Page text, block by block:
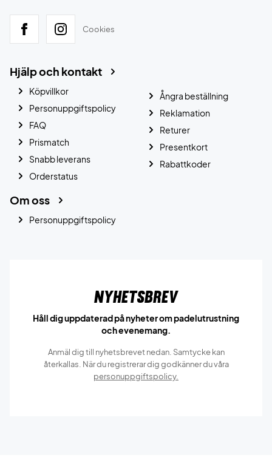
Cookies
Hjälp och kontakt
Köpvillkor
Personuppgiftspolicy
FAQ
Prismatch
Snabb leverans
Orderstatus
Ångra beställning
Reklamation
Returer
Presentkort
Rabattkoder
Om oss
Personuppgiftspolicy
Nyhetsbrev
Håll dig uppdaterad på nyheter om padelutrustning
och evenemang.
Anmäl dig till nyhetsbrevet nedan. Samtycke kan
återkallas. När du registrerar dig godkänner du våra
personuppgiftspolicy.